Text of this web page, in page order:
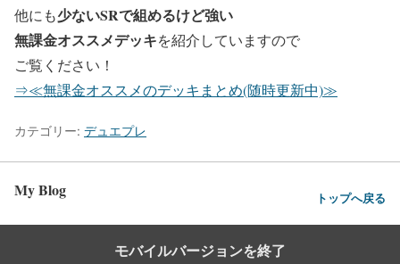
他にも少ないSRで組めるけど強い
無課金オススメデッキを紹介していますので
ご覧ください！
⇒≪無課金オススメのデッキまとめ(随時更新中)≫
カテゴリー: デュエプレ
My Blog トップへ戻る
モバイルバージョンを終了